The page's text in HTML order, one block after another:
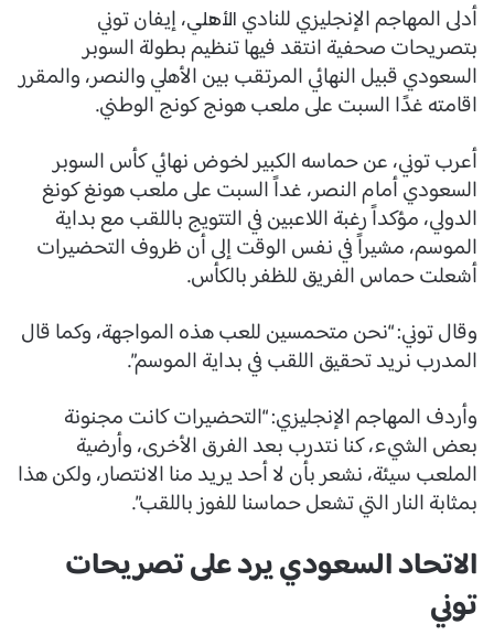
أدلى المهاجم الإنجليزي للنادي الأهلي، إيفان توني
بتصريحات صحفية انتقد فيها تنظيم بطولة السوبر
السعودي قبيل النهائي المرتقب بين الأهلي والنصر، والمقرر
اقامته غدًا السبت على ملعب هونج كونج الوطني.
أعرب توني، عن حماسه الكبير لخوض نهائي كأس السوبر
السعودي أمام النصر، غداً السبت على ملعب هونغ كونغ
الدولي، مؤكداً رغبة اللاعبين في التتويج باللقب مع بداية
الموسم، مشيراً في نفس الوقت إلى أن ظروف التحضيرات
أشعلت حماس الفريق للظفر بالكأس.
وقال توني: “نحن متحمسين للعب هذه المواجهة، وكما قال
المدرب نريد تحقيق اللقب في بداية الموسم”.
وأردف المهاجم الإنجليزي: “التحضيرات كانت مجنونة
بعض الشيء، كنا نتدرب بعد الفرق الأخرى، وأرضية
الملعب سيئة، نشعر بأن لا أحد يريد منا الانتصار، ولكن هذا
بمثابة النار التي تشعل حماسنا للفوز باللقب”.
الاتحاد السعودي يرد على تصريحات
توني